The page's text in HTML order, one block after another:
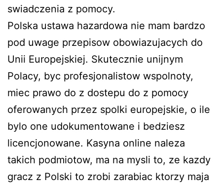
swiadczenia z pomocy.
Polska ustawa hazardowa nie mam bardzo
pod uwage przepisow obowiazujacych do
Unii Europejskiej. Skutecznie unijnym
Polacy, byc profesjonalistow wspolnoty,
miec prawo do z dostepu do z pomocy
oferowanych przez spolki europejskie, o ile
bylo one udokumentowane i bedziesz
licencjonowane. Kasyna online naleza
takich podmiotow, ma na mysli to, ze kazdy
gracz z Polski to zrobi zarabiac ktorzy maja